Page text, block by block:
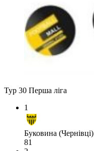
Тур 30 Перша ліга
1
Буковина (Чернівці)
81